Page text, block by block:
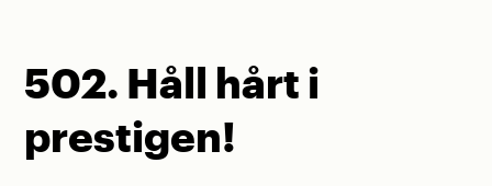
502. Håll hårt i
prestigen!